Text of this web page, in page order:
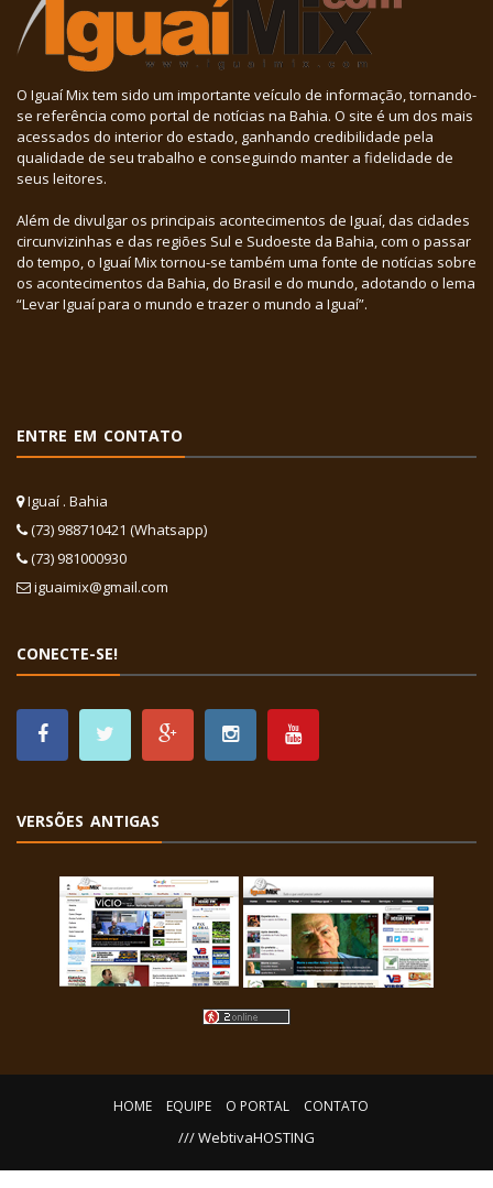
O Iguaí Mix tem sido um importante veículo de informação, tornando-
se referência como portal de notícias na Bahia. O site é um dos mais
acessados do interior do estado, ganhando credibilidade pela
qualidade de seu trabalho e conseguindo manter a fidelidade de
seus leitores.
Além de divulgar os principais acontecimentos de Iguaí, das cidades
circunvizinhas e das regiões Sul e Sudoeste da Bahia, com o passar
do tempo, o Iguaí Mix tornou-se também uma fonte de notícias sobre
os acontecimentos da Bahia, do Brasil e do mundo, adotando o lema
“Levar Iguaí para o mundo e trazer o mundo a Iguaí”.
ENTRE EM CONTATO
Iguaí . Bahia
(73) 988710421 (Whatsapp)
(73) 981000930
iguaimix@gmail.com
CONECTE-SE!
VERSÕES ANTIGAS
HOME EQUIPE O PORTAL CONTATO
/// WebtivaHOSTING